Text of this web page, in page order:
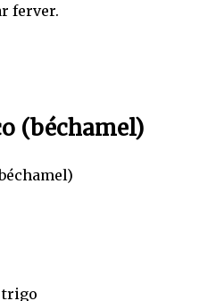
ferver.
(béchamel)
trigo